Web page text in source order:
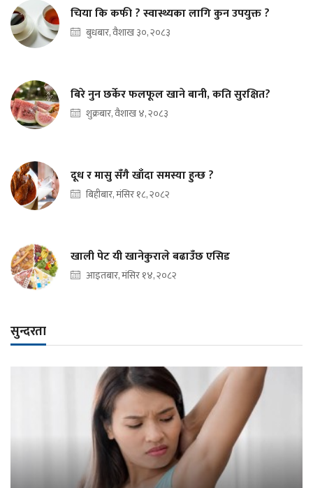
चिया कि कफी ? स्वास्थ्यका लागि कुन उपयुक्त ?
बुधबार, वैशाख ३०, २०८३
बिरे नुन छर्केर फलफूल खाने बानी, कति सुरक्षित?
शुक्रबार, वैशाख ४, २०८३
दूध र मासु सँगै खाँदा समस्या हुन्छ ?
बिहीबार, मंसिर १८, २०८२
खाली पेट यी खानेकुराले बढाउँछ एसिड
आइतबार, मंसिर १४, २०८२
सुन्दरता